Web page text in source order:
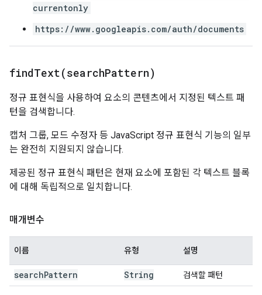
currentonly
https://www.googleapis.com/auth/documents
findText(searchPattern)
정규 표현식을 사용하여 요소의 콘텐츠에서 지정된 텍스트 패
턴을 검색합니다.
캡처 그룹, 모드 수정자 등 JavaScript 정규 표현식 기능의 일부
는 완전히 지원되지 않습니다.
제공된 정규 표현식 패턴은 현재 요소에 포함된 각 텍스트 블록
에 대해 독립적으로 일치합니다.
매개변수
이름 유형 설명
searchPattern String 검색할 패턴